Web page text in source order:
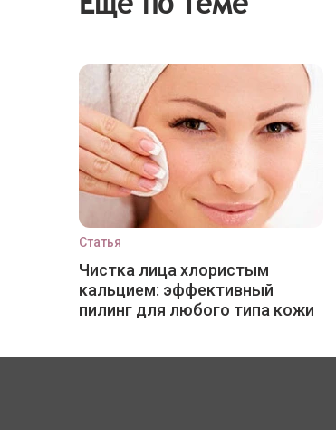
Статья
Чистка лица хлористым
кальцием: эффективный
пилинг для любого типа кожи